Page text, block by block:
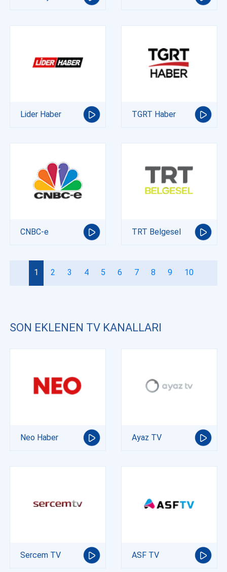
Lider Haber TGRT Haber
CNBC-e TRT Belgesel
1 2 3 4 5 6 7 8 9 10
SON EKLENEN TV KANALLARI
Neo Haber Ayaz TV
Sercem TV ASF TV